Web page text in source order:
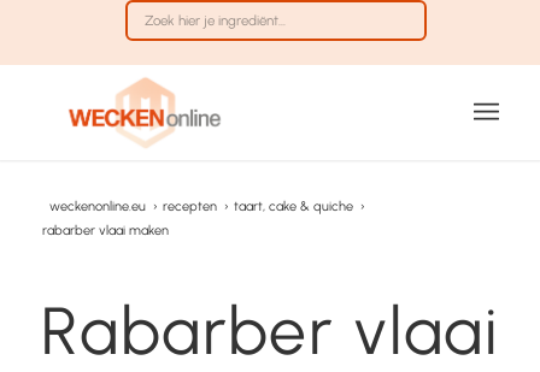
weckenonline.eu › recepten › taart, cake & quiche ›
rabarber vlaai maken
Rabarber vlaai